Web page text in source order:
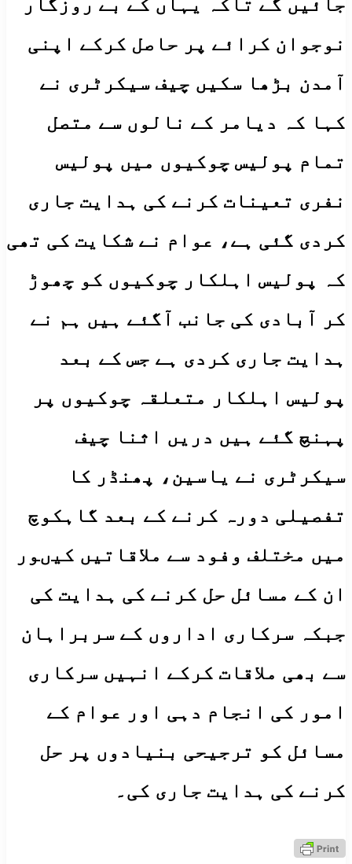
جائیں گے تاکہ یہاں کے بے روزگار
نوجوان کرائے پر حاصل کرکے اپنی
آمدن بڑھا سکیں چیف سیکرٹری نے
کہا کہ دیامر کے نالوں سے متصل
تمام پولیس چوکیوں میں پولیس
نفری تعینات کرنے کی ہدایت جاری
کردی گئی ہے، عوام نے شکایت کی تھی
کہ پولیس اہلکار چوکیوں کو چھوڑ
کر آبادی کی جانب آگئے ہیں ہم نے
ہدایت جاری کردی ہے جس کے بعد
پولیس اہلکار متعلقہ چوکیوں پر
پہنچ گئے ہیں دریں اثنا چیف
سیکرٹری نے یاسین، پھنڈر کا
تفصیلی دورہ کرنے کے بعد گاہکوچ
میں مختلف وفود سے ملاقاتیں کیںور
ان کے مسائل حل کرنے کی ہدایت کی
جبکہ سرکاری اداروں کے سربراہان
سے بھی ملاقات کرکے انہیں سرکاری
امور کی انجام دہی اور عوام کے
مسائل کو ترجیحی بنیادوں پر حل
کرنے کی ہدایت جاری کی۔